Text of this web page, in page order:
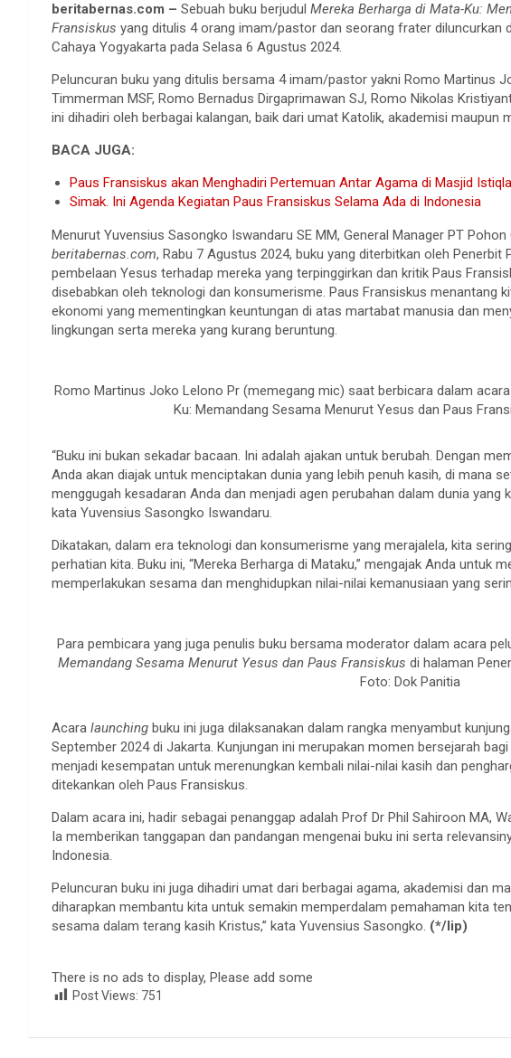
beritabernas.com – Sebuah buku berjudul Mereka Berharga di Mata-Ku:
Fransiskus yang ditulis 4 orang imam/pastor dan seorang frater diluncurkan
Cahaya Yogyakarta pada Selasa 6 Agustus 2024.
Peluncuran buku yang ditulis bersama 4 imam/pastor yakni Romo Martinus
Timmerman MSF, Romo Bernadus Dirgaprimawan SJ, Romo Nikolas
ini dihadiri oleh berbagai kalangan, baik dari umat Katolik, akademisi maupun
BACA JUGA:
Paus Fransiskus akan Menghadiri Pertemuan Antar Agama di Masjid
Simak. Ini Agenda Kegiatan Paus Fransiskus Selama Ada di Indonesia
Menurut Yuvensius Sasongko Iswandaru SE MM, General Manager PT
beritabernas.com, Rabu 7 Agustus 2024, buku yang diterbitkan oleh Penerbit
pembelaan Yesus terhadap mereka yang terpinggirkan dan kritik Paus
disebabkan oleh teknologi dan konsumerisme. Paus Fransiskus menantang
ekonomi yang mementingkan keuntungan di atas martabat manusia dan
lingkungan serta mereka yang kurang beruntung.
Romo Martinus Joko Lelono Pr (memegang mic) saat berbicara dalam
Ku: Memandang Sesama Menurut Yesus dan Paus
“Buku ini bukan sekadar bacaan. Ini adalah ajakan untuk berubah. Dengan
Anda akan diajak untuk menciptakan dunia yang lebih penuh kasih, di mana
menggugah kesadaran Anda dan menjadi agen perubahan dalam dunia yang
kata Yuvensius Sasongko Iswandaru.
Dikatakan, dalam era teknologi dan konsumerisme yang merajalela, kita
perhatian kita. Buku ini, “Mereka Berharga di Mataku,” mengajak Anda untuk
memperlakukan sesama dan menghidupkan nilai-nilai kemanusiaan yang
Para pembicara yang juga penulis buku bersama moderator dalam acara
Memandang Sesama Menurut Yesus dan Paus Fransiskus di halaman
Foto: Dok Panitia
Acara launching buku ini juga dilaksanakan dalam rangka menyambut
September 2024 di Jakarta. Kunjungan ini merupakan momen bersejarah
menjadi kesempatan untuk merenungkan kembali nilai-nilai kasih dan
ditekankan oleh Paus Fransiskus.
Dalam acara ini, hadir sebagai penanggap adalah Prof Dr Phil Sahiroon MA,
Ia memberikan tanggapan dan pandangan mengenai buku ini serta
Indonesia.
Peluncuran buku ini juga dihadiri umat dari berbagai agama, akademisi dan
diharapkan membantu kita untuk semakin memperdalam pemahaman kita
sesama dalam terang kasih Kristus,” kata Yuvensius Sasongko. (*/lip)
There is no ads to display, Please add some
Post Views: 751